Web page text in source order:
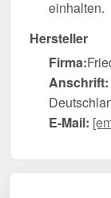
einhalten.
Hersteller
Firma:
Anschrift:
E-Mail: